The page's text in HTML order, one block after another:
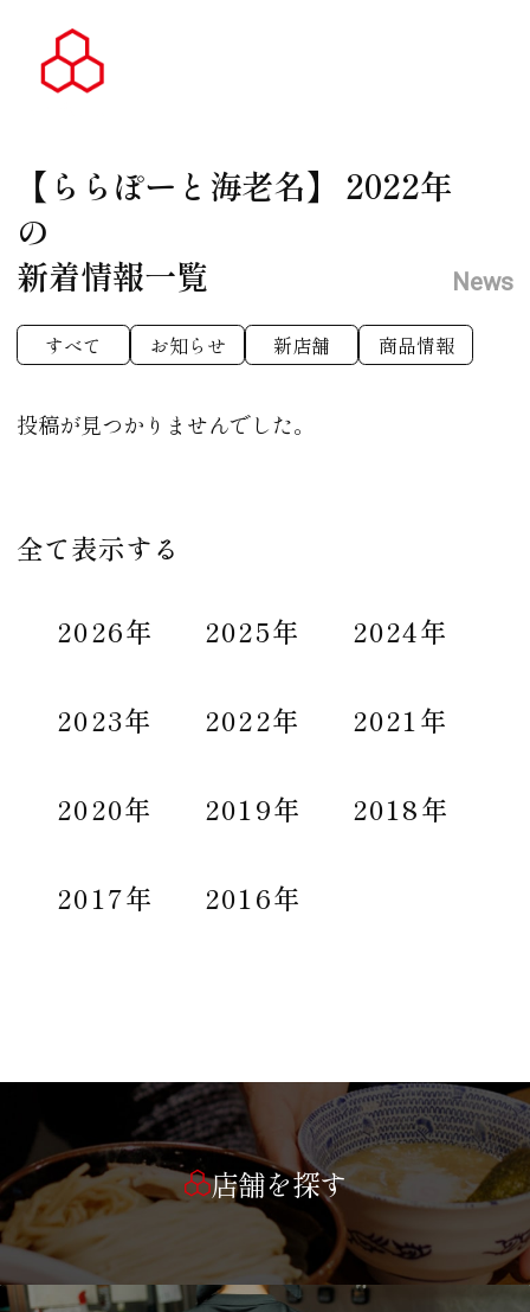
【ららぽーと海老名】 2022年
の
新着情報一覧
News
すべて お知らせ 新店舗 商品情報
投稿が見つかりませんでした。
全て表示する
2026年 2025年 2024年
2023年 2022年 2021年
2020年 2019年 2018年
2017年 2016年
店舗を探す